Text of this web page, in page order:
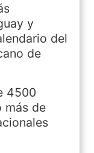
y
del
de
4500
más de